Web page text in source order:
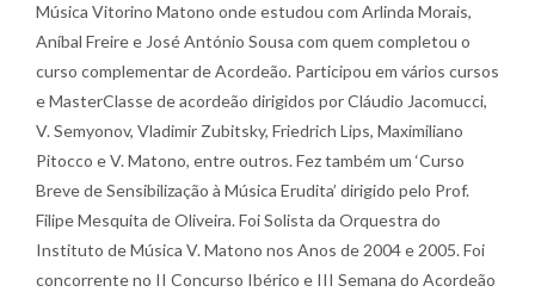
Música Vitorino Matono onde estudou com Arlinda Morais,
Aníbal Freire e José António Sousa com quem completou o
curso complementar de Acordeão. Participou em vários cursos
e MasterClasse de acordeão dirigidos por Cláudio Jacomucci,
V. Semyonov, Vladimir Zubitsky, Friedrich Lips, Maximiliano
Pitocco e V. Matono, entre outros. Fez também um ‘Curso
Breve de Sensibilização à Música Erudita’ dirigido pelo Prof.
Filipe Mesquita de Oliveira. Foi Solista da Orquestra do
Instituto de Música V. Matono nos Anos de 2004 e 2005. Foi
concorrente no II Concurso Ibérico e III Semana do Acordeão